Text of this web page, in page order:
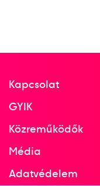
1966
Atlétikai
Markó Margit
Kapcsolat
GYIK
Közreműködők
Média
Adatvédelem